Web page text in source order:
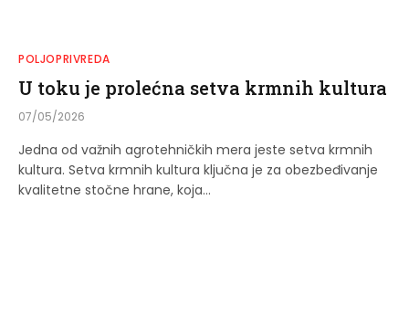
POLJOPRIVREDA
U toku je prolećna setva krmnih kultura
07/05/2026
Jedna od važnih agrotehničkih mera jeste setva krmnih
kultura. Setva krmnih kultura ključna je za obezbeđivanje
kvalitetne stočne hrane, koja…